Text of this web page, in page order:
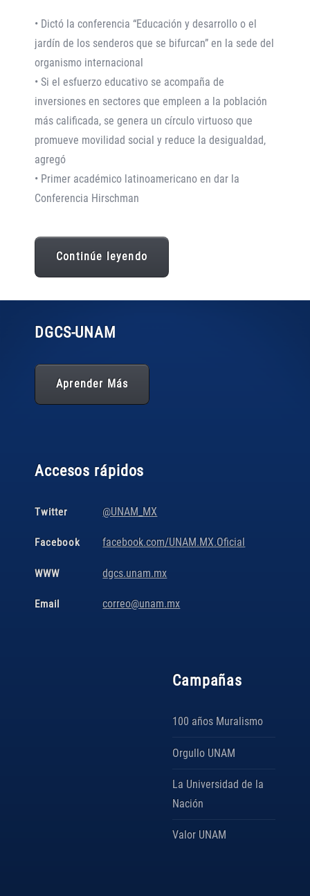
• Dictó la conferencia “Educación y desarrollo o el
jardín de los senderos que se bifurcan” en la sede del
organismo internacional
• Si el esfuerzo educativo se acompaña de
inversiones en sectores que empleen a la población
más calificada, se genera un círculo virtuoso que
promueve movilidad social y reduce la desigualdad,
agregó
• Primer académico latinoamericano en dar la
Conferencia Hirschman
Continúe leyendo
Campañas
100 años Muralismo
Orgullo UNAM
La Universidad de la
Nación
Valor UNAM
DGCS-UNAM
Aprender Más
Accesos rápidos
Twitter @UNAM_MX
Facebook facebook.com/UNAM.MX.Oficial
WWW dgcs.unam.mx
Email correo@unam.mx